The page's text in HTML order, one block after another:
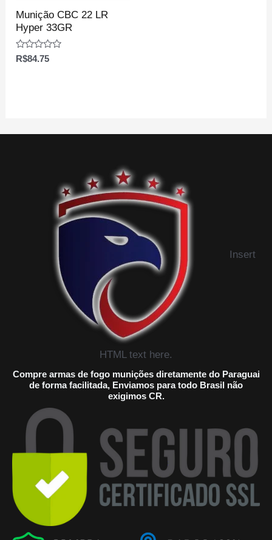
Munição CBC 22 LR
Hyper 33GR
Avaliação
0
R$84.75
Insert
HTML text here.
Compre armas de fogo munições diretamente do Paraguai
de forma facilitada, Enviamos para todo Brasil não
exigimos CR.